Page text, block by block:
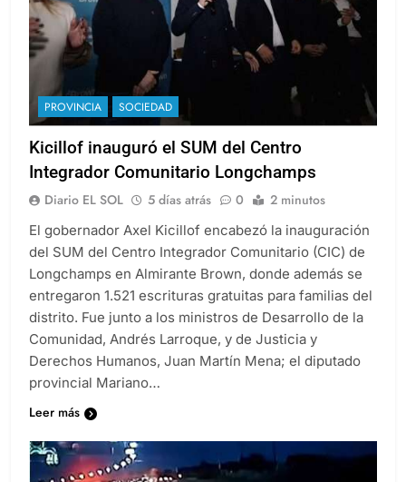
PROVINCIA SOCIEDAD
Kicillof inauguró el SUM del Centro
Integrador Comunitario Longchamps
Diario EL SOL 5 días atrás 0 2 minutos
El gobernador Axel Kicillof encabezó la inauguración
del SUM del Centro Integrador Comunitario (CIC) de
Longchamps en Almirante Brown, donde además se
entregaron 1.521 escrituras gratuitas para familias del
distrito. Fue junto a los ministros de Desarrollo de la
Comunidad, Andrés Larroque, y de Justicia y
Derechos Humanos, Juan Martín Mena; el diputado
provincial Mariano…
Leer más